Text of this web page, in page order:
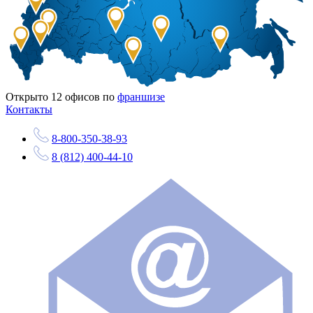
Открыто 12 офисов по франшизе
Контакты
8-800-350-38-93
8 (812) 400-44-10